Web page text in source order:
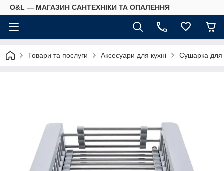
O&L — МАГАЗИН САНТЕХНІКИ ТА ОПАЛЕННЯ
Товари та послуги Аксесуари для кухні Сушарка для